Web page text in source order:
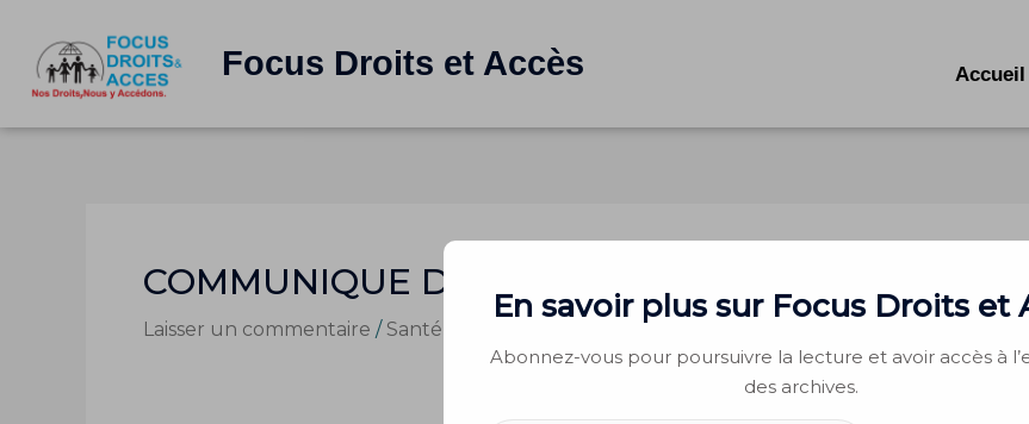
contenu
Focus Droits et Accès Accueil
COMMUNIQUE DE PRESSE N° 004/FDA/2021
Laisser un commentaire / Santé et reproduction / Par
En savoir plus sur Focus Droits et
Abonnez-vous pour poursuivre la lecture et avoir accès à
des archives.
Saisissez votre adresse e-mail…